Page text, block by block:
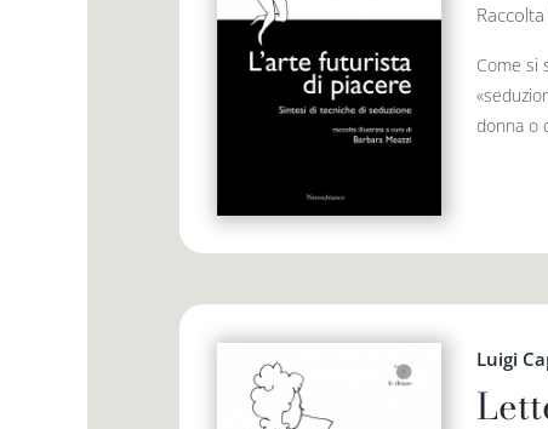
Come si
donna o
Luigi